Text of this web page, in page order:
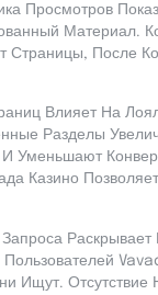
Просмотров
Материал.
Страницы, После
Влияет На
Разделы
И Уменьшают
Казино
Раскрывает
Ищут. Отсутствие